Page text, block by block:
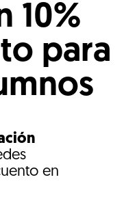
10%
para
en